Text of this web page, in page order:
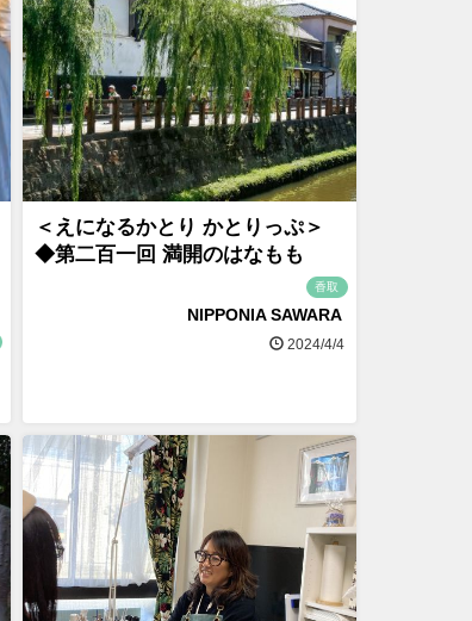
＜えになるかとり かとりっぷ＞
◆第二百一回 満開のはなもも
香取
NIPPONIA SAWARA
2024/4/4